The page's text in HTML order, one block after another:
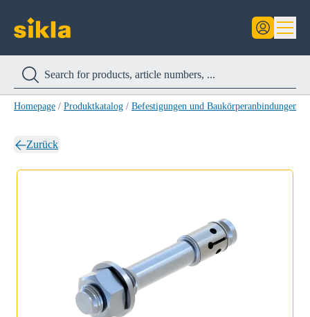
Homepage / Produktkatalog / Befestigungen und Baukörperanbindungen
Zurück